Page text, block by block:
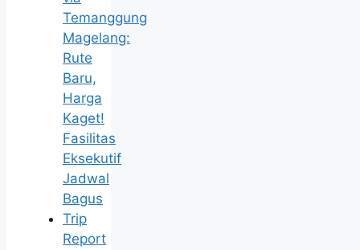
Temanggung
Magelang:
Rute
Baru,
Harga
Kaget!
Fasilitas
Eksekutif
Jadwal
Bagus
Trip
Report